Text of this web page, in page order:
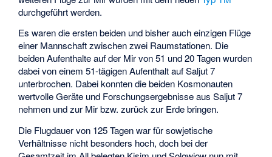
durchgeführt werden.
Es waren die ersten beiden und bisher auch einzigen Flüge
einer Mannschaft zwischen zwei Raumstationen. Die
beiden Aufenthalte auf der Mir von 51 und 20 Tagen wurden
dabei von einem 51-tägigen Aufenthalt auf Saljut 7
unterbrochen. Dabei konnten die beiden Kosmonauten
wertvolle Geräte und Forschungsergebnisse aus Saljut 7
nehmen und zur Mir bzw. zurück zur Erde bringen.
Die Flugdauer von 125 Tagen war für sowjetische
Verhältnisse nicht besonders hoch, doch bei der